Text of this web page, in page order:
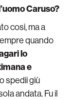
Caruso?
così, ma a
quando
lo
e
spedii giù
andata. Fu il